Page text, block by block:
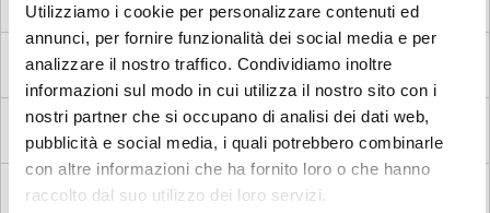
Utilizziamo i cookie per personalizzare contenuti ed
annunci, per fornire funzionalità dei social media e per
analizzare il nostro traffico. Condividiamo inoltre
informazioni sul modo in cui utilizza il nostro sito con i
nostri partner che si occupano di analisi dei dati web,
pubblicità e social media, i quali potrebbero combinarle
con altre informazioni che ha fornito loro o che hanno
raccolto dal suo utilizzo dei loro servizi.
Disgiuntore Centrifugo
MADV
Motori Autofrenanti Asincroni Monofase con
MDE
Motori Elettrici Asincroni Monofase con Disgiuntore
Elettronico
MDC
Motori Elettrici Asincroni Monofase con Disgiuntore